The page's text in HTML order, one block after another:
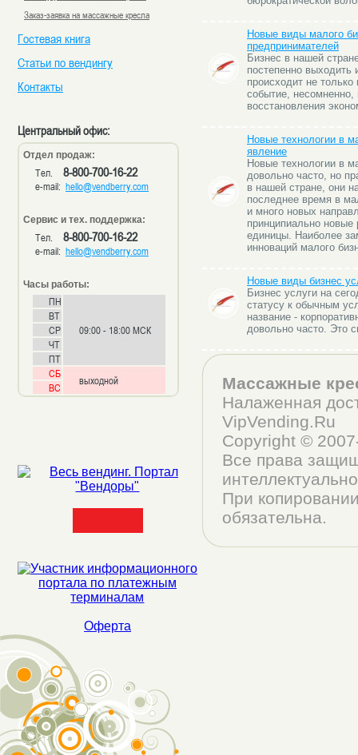
Заказ-заявка на массажные кресла
Гостевая книга
Статьи по вендингу
Контакты
Центральный офис:
Отдел продаж:
Тел. 8-800-700-16-22
e-mail: hello@vendberry.com
Сервис и тех. поддержка:
Тел. 8-800-700-16-22
e-mail: hello@vendberry.com
Часы работы:
ПН
09:00 - 18:00 МСК
ВТ
СР
ЧТ
ПТ
СБ
выходной
ВС
Оферта
Новые виды малого
предпринимателей
Бизнес в нашей
постепенно выходить
происходит не
событие,
восстановления
Новые технологии в
явление
Новые технологии в
довольно часто, но
в нашей стране, они
последнее время в
и много новых
принципиально
единицы. Наиболее
инноваций малого
Новые виды бизнес
Бизнес услуги на
статусу к обычным
название -
довольно часто. Это
Массажные
Налаженная
VipVending.Ru
Copyright ©
Все права
При
обязательна.